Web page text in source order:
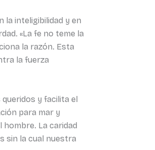
la inteligibilidad y en
«La fe no teme la
la razón. Esta
la fuerza
queridos y facilita el
para mar y
La caridad
sin la cual nuestra